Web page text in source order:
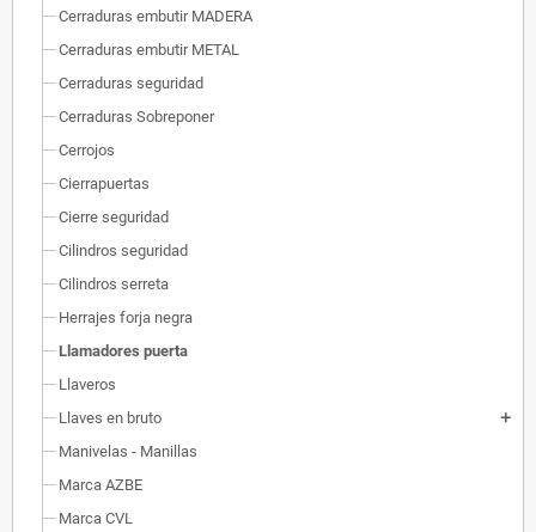
Cerraduras embutir MADERA
Cerraduras embutir METAL
Cerraduras seguridad
Cerraduras Sobreponer
Cerrojos
Cierrapuertas
Cierre seguridad
Cilindros seguridad
Cilindros serreta
Herrajes forja negra
Llamadores puerta
Llaveros
Llaves en bruto
add
Manivelas - Manillas
Marca AZBE
Marca CVL